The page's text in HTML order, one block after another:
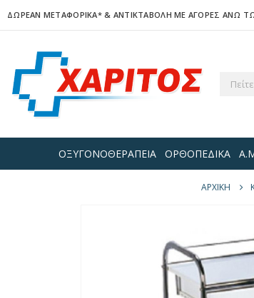
ΔΩΡΕΑΝ ΜΕΤΑΦΟΡΙΚΑ*& ΑΝΤΙΚΤΑΒΟΛΗ ΜΕ ΑΓΟΡΕΣ ΑΝΩ
ΟΞΥΓΟΝΟΘΕΡΑΠΕΙΑ ΟΡΘΟΠΕΔΙΚΑ
ΑΡΧΙΚΉ